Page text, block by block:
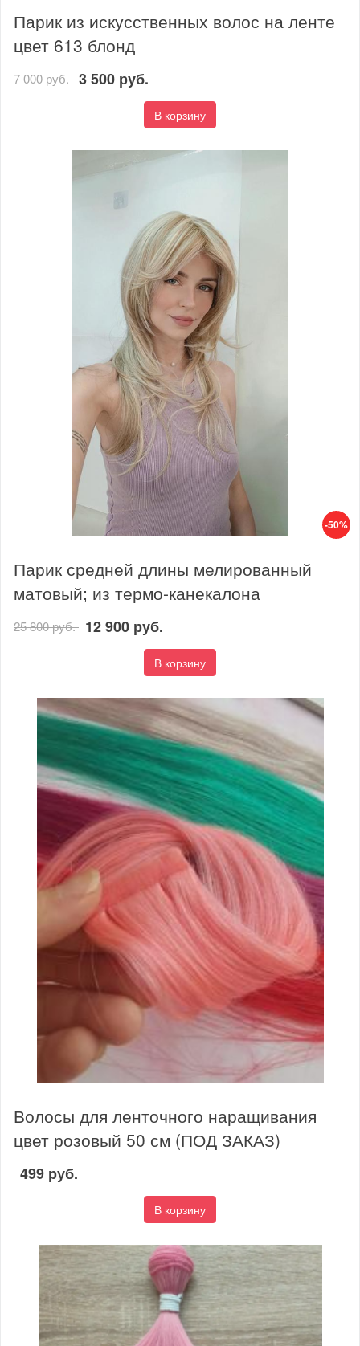
Парик из искусственных волос на ленте
цвет 613 блонд
7 000 руб. 3 500 руб.
В корзину
-50%
Парик средней длины мелированный
матовый; из термо-канекалона
25 800 руб. 12 900 руб.
В корзину
Волосы для ленточного наращивания
цвет розовый 50 см (ПОД ЗАКАЗ)
499 руб.
В корзину